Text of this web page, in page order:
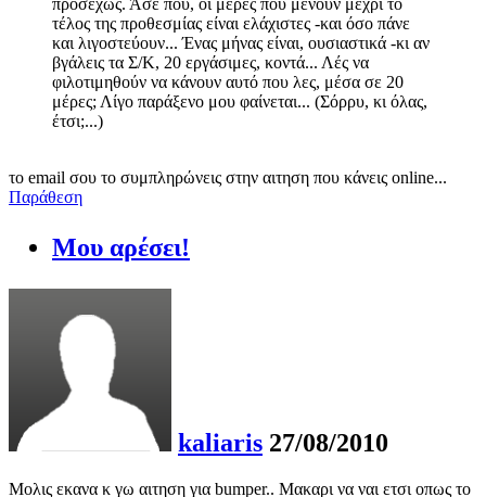
τέλος της προθεσμίας είναι ελάχιστες -και όσο πάνε
και λιγοστεύουν... Ένας μήνας είναι, ουσιαστικά -κι αν
βγάλεις τα Σ/Κ, 20 εργάσιμες, κοντά... Λές να
φιλοτιμηθούν να κάνουν αυτό που λες, μέσα σε 20
μέρες; Λίγο παράξενο μου φαίνεται... (Σόρρυ, κι όλας,
έτσι;...)
το email σου το συμπληρώνεις στην αιτηση που κάνεις online...
Παράθεση
Μου αρέσει!
kaliaris 27/08/2010
Μολις εκανα κ γω αιτηση για bumper.. Μακαρι να ναι ετσι οπως το